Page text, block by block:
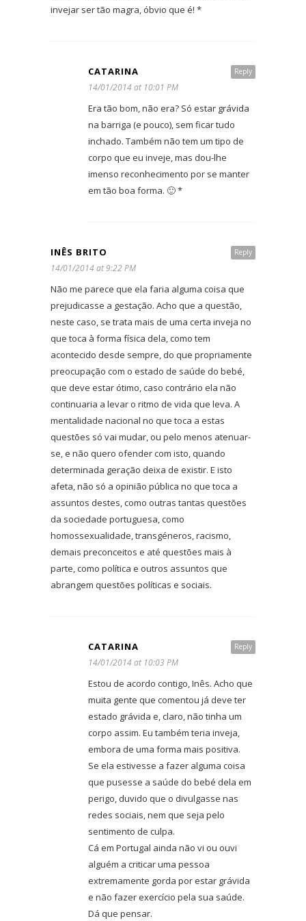
invejar ser tão magra, óbvio que é! *
Reply
CATARINA
14/01/2014 at 10:01 PM
Era tão bom, não era? Só estar grávida
na barriga (e pouco), sem ficar tudo
inchado. Também não tem um tipo de
corpo que eu inveje, mas dou-lhe
imenso reconhecimento por se manter
em tão boa forma. 🙂 *
Reply
INÊS BRITO
14/01/2014 at 9:22 PM
Não me parece que ela faria alguma coisa que
prejudicasse a gestação. Acho que a questão,
neste caso, se trata mais de uma certa inveja no
que toca à forma física dela, como tem
acontecido desde sempre, do que propriamente
preocupação com o estado de saúde do bebé,
que deve estar ótimo, caso contrário ela não
continuaria a levar o ritmo de vida que leva. A
mentalidade nacional no que toca a estas
questões só vai mudar, ou pelo menos atenuar-
se, e não quero ofender com isto, quando
determinada geração deixa de existir. E isto
afeta, não só a opinião pública no que toca a
assuntos destes, como outras tantas questões
da sociedade portuguesa, como
homossexualidade, transgéneros, racismo,
demais preconceitos e até questões mais à
parte, como política e outros assuntos que
abrangem questões políticas e sociais.
Reply
CATARINA
14/01/2014 at 10:03 PM
Estou de acordo contigo, Inês. Acho que
muita gente que comentou já deve ter
estado grávida e, claro, não tinha um
corpo assim. Eu também teria inveja,
embora de uma forma mais positiva.
Se ela estivesse a fazer alguma coisa
que pusesse a saúde do bebé dela em
perigo, duvido que o divulgasse nas
redes sociais, nem que seja pelo
sentimento de culpa.
Cá em Portugal ainda não vi ou ouvi
alguém a criticar uma pessoa
extremamente gorda por estar grávida
e não fazer exercício pela sua saúde.
Dá que pensar.